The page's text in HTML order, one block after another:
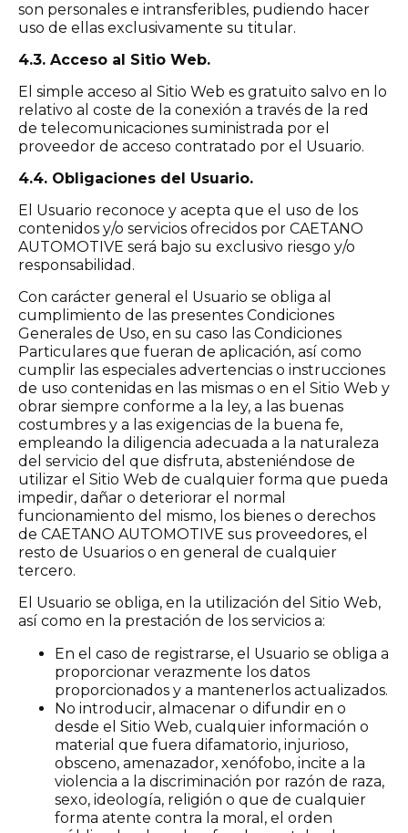
son personales e intransferibles, pudiendo hacer
uso de ellas exclusivamente su titular.
4.3. Acceso al Sitio Web.
El simple acceso al Sitio Web es gratuito salvo en lo
relativo al coste de la conexión a través de la red
de telecomunicaciones suministrada por el
proveedor de acceso contratado por el Usuario.
4.4. Obligaciones del Usuario.
El Usuario reconoce y acepta que el uso de los
contenidos y/o servicios ofrecidos por CAETANO
AUTOMOTIVE será bajo su exclusivo riesgo y/o
responsabilidad.
Con carácter general el Usuario se obliga al
cumplimiento de las presentes Condiciones
Generales de Uso, en su caso las Condiciones
Particulares que fueran de aplicación, así como
cumplir las especiales advertencias o instrucciones
de uso contenidas en las mismas o en el Sitio Web y
obrar siempre conforme a la ley, a las buenas
costumbres y a las exigencias de la buena fe,
empleando la diligencia adecuada a la naturaleza
del servicio del que disfruta, absteniéndose de
utilizar el Sitio Web de cualquier forma que pueda
impedir, dañar o deteriorar el normal
funcionamiento del mismo, los bienes o derechos
de CAETANO AUTOMOTIVE sus proveedores, el
resto de Usuarios o en general de cualquier
tercero.
El Usuario se obliga, en la utilización del Sitio Web,
así como en la prestación de los servicios a:
En el caso de registrarse, el Usuario se obliga a
proporcionar verazmente los datos
proporcionados y a mantenerlos actualizados.
No introducir, almacenar o difundir en o
desde el Sitio Web, cualquier información o
material que fuera difamatorio, injurioso,
obsceno, amenazador, xenófobo, incite a la
violencia a la discriminación por razón de raza,
sexo, ideología, religión o que de cualquier
forma atente contra la moral, el orden